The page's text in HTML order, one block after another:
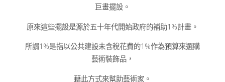
巨畫擺設。
原來這些擺設是源於五十年代開始政府的補助1%計畫。
所謂1%是指以公共建設未含稅花費的1%作為預算來選購
藝術裝飾品，
藉此方式來幫助藝術家。